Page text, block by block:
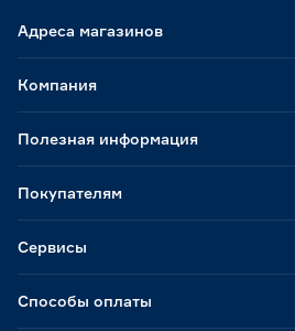
Адреса магазинов
Способы оплаты
Компания
Полезная информация
Покупателям
Сервисы